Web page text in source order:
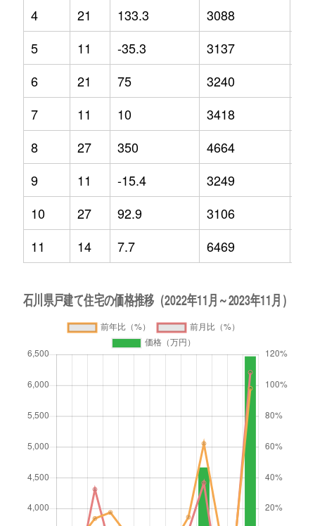
4
21 133.3 3088
5
11 -35.3 3137
6
21 75 3240
7
11 10 3418
8
27 350 4664
9
11 -15.4 3249
10
27 92.9 3106
11
14 7.7 6469